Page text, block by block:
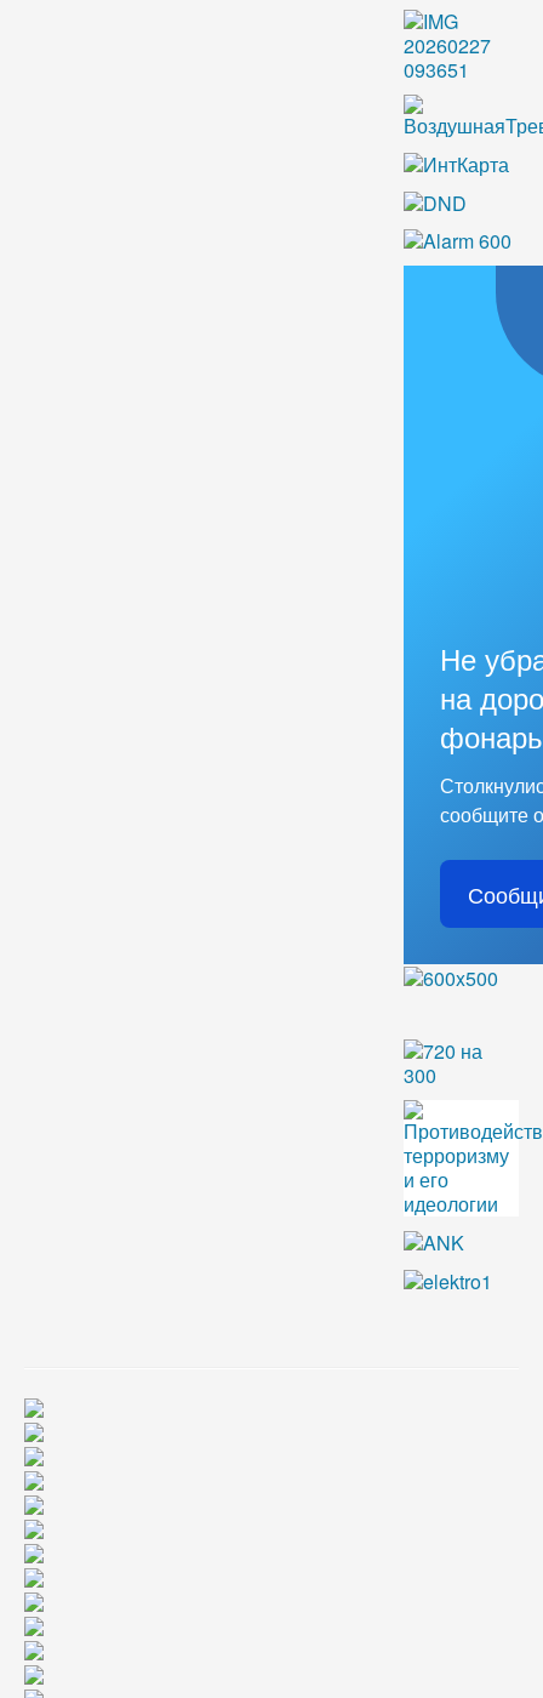
Не
на
сообщите